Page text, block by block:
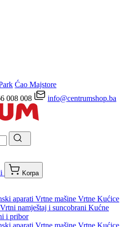
Ćao Majstore
008 008 info@centrumshop.ba
Korpa
aparati Vrtne mašine Vrtne Kućice
Vrtni namještaj i suncobrani Kućne
i pribor
aparati Vrtne mašine Vrtne Kućice